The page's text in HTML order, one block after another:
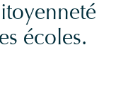
écoles.